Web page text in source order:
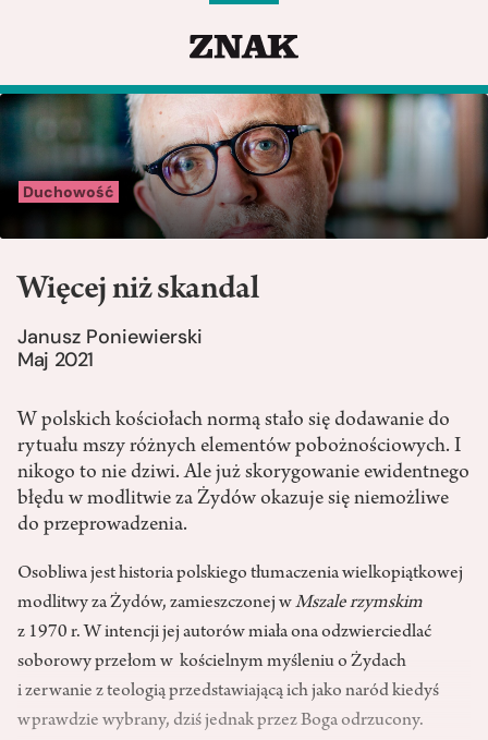
Duchowość
Więcej niż skandal
Janusz Poniewierski
Maj 2021
W polskich kościołach normą stało się dodawanie do
rytuału mszy różnych elementów pobożnościowych. I
nikogo to nie dziwi. Ale już skorygowanie ewidentnego
błędu w modlitwie za Żydów okazuje się niemożliwe
do przeprowadzenia.
Osobliwa jest historia polskiego tłumaczenia wielkopiątkowej
modlitwy za Żydów, zamieszczonej wMszale rzymskim
z 1970 r. W intencji jej autorów miała ona odzwierciedlać
soborowy przełom w kościelnym myśleniu o Żydach
i zerwanie z teologią przedstawiającą ich jako naród kiedyś
wprawdzie wybrany, dziś jednak przez Boga odrzucony.